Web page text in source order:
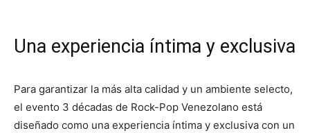
Una experiencia íntima y exclusiva
Para garantizar la más alta calidad y un ambiente selecto,
el evento 3 décadas de Rock-Pop Venezolano está
diseñado como una experiencia íntima y exclusiva con un